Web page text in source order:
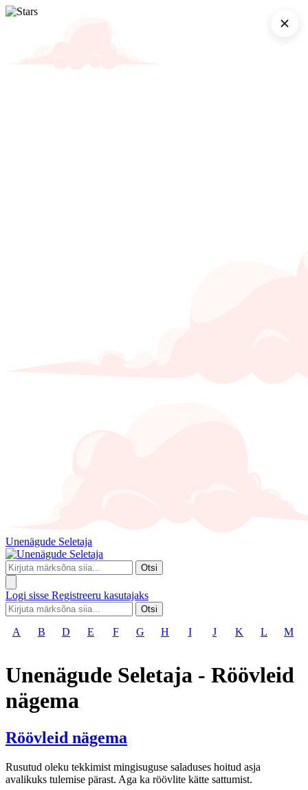
Unenägude Seletaja
Otsi
Logi sisse Registreeru kasutajaks
Otsi
A B D E F G H I J K L M
Unenägude Seletaja - Röövleid
nägema
Röövleid nägema
Rusutud oleku tekkimist mingisuguse saladuses hoitud asja
avalikuks tulemise pärast. Aga ka röövlite kätte sattumist.